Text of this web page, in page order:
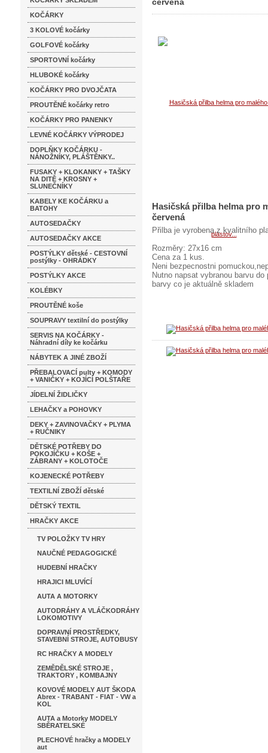
KOČÁRKY
3 KOLOVÉ kočárky
GOLFOVÉ kočárky
SPORTOVNÍ kočárky
HLUBOKÉ kočárky
KOČÁRKY PRO DVOJČATA
PROUTĚNÉ kočárky retro
KOČÁRKY PRO PANENKY
LEVNÉ KOČÁRKY VÝPRODEJ
DOPLŇKY KOČÁRKU -
NÁNOŽNÍKY, PLÁŠTĚNKY..
FUSAKY + KLOKANKY + TAŠKY
NA DITĚ + KROSNY +
SLUNEČNÍKY
KABELY KE KOČÁRKU a
BATOHY
AUTOSEDAČKY
AUTOSEDAČKY AKCE
POSTÝLKY dětské - CESTOVNÍ
postýlky - OHRÁDKY
POSTÝLKY AKCE
KOLÉBKY
PROUTĚNÉ koše
SOUPRAVY textilní do postýlky
SERVIS NA KOČÁRKY -
Náhradní díly ke kočárku
NÁBYTEK A JINÉ ZBOŽÍ
PŘEBALOVACÍ pulty + KOMODY
+ VANIČKY + KOJÍCÍ POLŠTAŘE
JÍDELNÍ ŽIDLIČKY
LEHAČKY a POHOVKY
DEKY + ZAVINOVAČKY + PLYMA
+ RUČNIKY
DĚTSKÉ POTŘEBY DO
POKOJÍČKU + KOŠE +
ZÁBRANY + KOLOTOČE
KOJENECKÉ POTŘEBY
TEXTILNÍ ZBOŽÍ dětské
DĚTSKÝ TEXTIL
HRAČKY AKCE
TV POLOŽKY TV HRY
NAUČNÉ PEDAGOGICKÉ
HUDEBNÍ HRAČKY
HRAJICI MLUVÍCÍ
AUTA A MOTORKY
AUTODRÁHY A VLÁČKODRÁHY
LOKOMOTIVY
DOPRAVNÍ PROSTŘEDKY,
STAVEBNÍ STROJE, AUTOBUSY
RC HRAČKY A MODELY
ZEMĚDĚLSKÉ STROJE ,
TRAKTORY , KOMBAJNY
KOVOVÉ MODELY AUT ŠKODA
Abrex - TRABANT - FIAT - VW a
KOL
AUTA a Motorky MODELY
SBĚRATELSKÉ
PLECHOVÉ hračky a MODELY
aut
Hasičská přilba helma pro
červená
Přilba je vyrobena z kvalitního
Rozměry: 27x16 cm
Cena za 1 kus.
Neni bezpecnostni
Nutno napsat vybranou barvu
barvy co je aktuálně skladem